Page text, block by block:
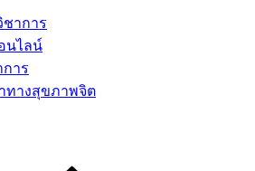
ชาการ
นไลน์
าร
ทางสุขภาพจิต